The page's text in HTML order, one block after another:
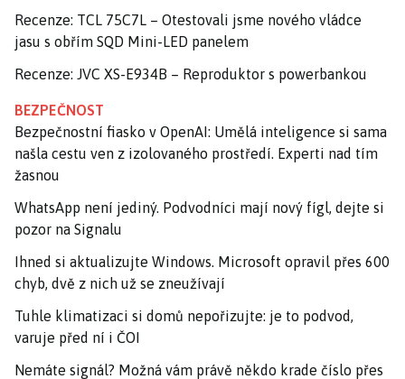
Recenze: TCL 75C7L – Otestovali jsme nového vládce
jasu s obřím SQD Mini-LED panelem
Recenze: JVC XS-E934B – Reproduktor s powerbankou
BEZPEČNOST
Bezpečnostní fiasko v OpenAI: Umělá inteligence si sama
našla cestu ven z izolovaného prostředí. Experti nad tím
žasnou
WhatsApp není jediný. Podvodníci mají nový fígl, dejte si
pozor na Signalu
Ihned si aktualizujte Windows. Microsoft opravil přes 600
chyb, dvě z nich už se zneužívají
Tuhle klimatizaci si domů nepořizujte: je to podvod,
varuje před ní i ČOI
Nemáte signál? Možná vám právě někdo krade číslo přes